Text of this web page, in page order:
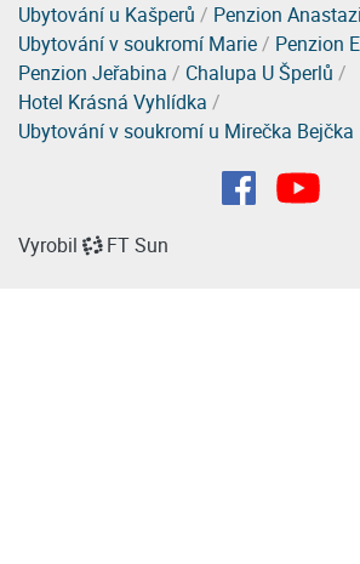
Ubytování u Kašperů / Penzion
Ubytování v soukromí Marie/ Penzion
Penzion Jeřabina / Chalupa U Šperlů /
Hotel Krásná Vyhlídka /
Ubytování v soukromí u Mirečka Bejčka
Vyrobil FT Sun